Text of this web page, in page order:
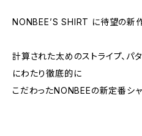
NONBEE’S SHIRT に待望の新
計算された太めのストライプ、パ
にわたり徹底的に
こだわったNONBEEの新定番シ